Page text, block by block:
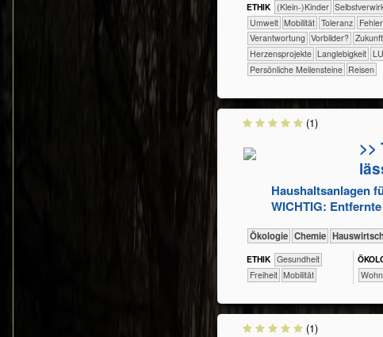
ETHIK (Klein-)Kinder
​​​​​Umwelt ​​​Mobilität ​​​Toleranz
​​Verantwortung ​​Vorbilder? ​Zukunft
Herzensprojekte Langlebigkeit
Persönliche Meilensteine Reisen
Haushaltsanlagen
WICHTIG:
​​​​​​​Ökologie ​​​​Chemie
ETHIK ​​​​​​Gesundheit
​​​Freiheit ​​​Mobilität
(1)
(1)